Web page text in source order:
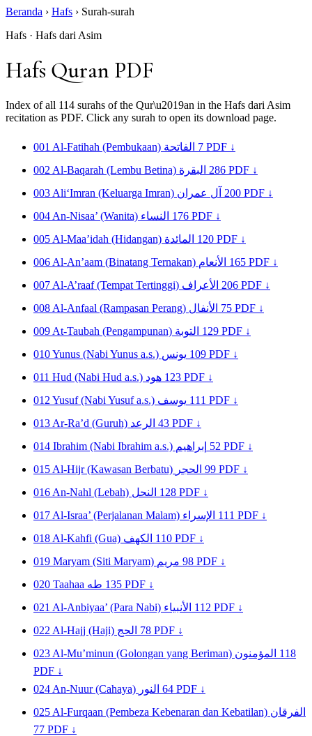
Beranda › Hafs › Surah-surah
Hafs · Hafs dari Asim
Hafs Quran PDF
Index of all 114 surahs of the Qur\u2019an in the Hafs dari Asim
recitation as PDF. Click any surah to open its download page.
001 Al-Fatihah (Pembukaan) الفاتحة 7 PDF ↓
002 Al-Baqarah (Lembu Betina) البقرة 286 PDF ↓
003 Ali‘Imran (Keluarga Imran) آل عمران 200 PDF ↓
004 An-Nisaa’ (Wanita) النساء 176 PDF ↓
005 Al-Maa’idah (Hidangan) المائدة 120 PDF ↓
006 Al-An’aam (Binatang Ternakan) الأنعام 165 PDF ↓
007 Al-A’raaf (Tempat Tertinggi) الأعراف 206 PDF ↓
008 Al-Anfaal (Rampasan Perang) الأنفال 75 PDF ↓
009 At-Taubah (Pengampunan) التوبة 129 PDF ↓
010Yunus (Nabi Yunus a.s.) يونس 109 PDF ↓
011 Hud (Nabi Hud a.s.) هود 123 PDF ↓
012 Yusuf (Nabi Yusuf a.s.) يوسف 111 PDF ↓
013 Ar-Ra’d (Guruh) الرعد 43 PDF ↓
014 Ibrahim (Nabi Ibrahim a.s.) إبراهيم 52 PDF ↓
015 Al-Hijr (Kawasan Berbatu) الحجر 99 PDF ↓
016 An-Nahl (Lebah) النحل 128 PDF ↓
017 Al-Israa’ (Perjalanan Malam) الإسراء 111 PDF ↓
018 Al-Kahfi (Gua) الكهف 110 PDF ↓
019 Maryam (Siti Maryam) مريم 98 PDF ↓
020 Taahaa طه 135 PDF ↓
021 Al-Anbiyaa’ (Para Nabi) الأنبياء 112 PDF ↓
022 Al-Hajj (Haji) الحج 78 PDF ↓
023 Al-Mu’minun (Golongan yang Beriman) المؤمنون 118
PDF ↓
024 An-Nuur (Cahaya) النور 64 PDF ↓
025 Al-Furqaan (Pembeza Kebenaran dan Kebatilan) الفرقان
77 PDF ↓